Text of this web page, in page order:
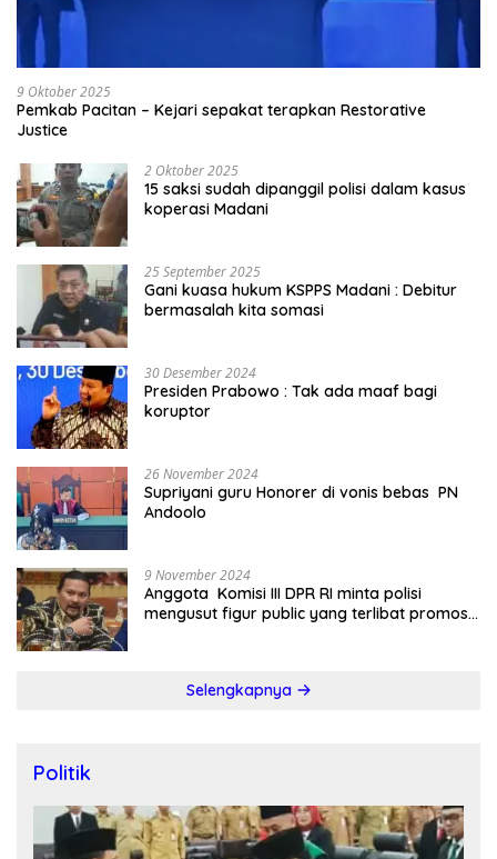
9 Oktober 2025
Pemkab Pacitan – Kejari sepakat terapkan Restorative
Justice
2 Oktober 2025
15 saksi sudah dipanggil polisi dalam kasus
koperasi Madani
25 September 2025
Gani kuasa hukum KSPPS Madani : Debitur
bermasalah kita somasi
30 Desember 2024
Presiden Prabowo : Tak ada maaf bagi
koruptor
26 November 2024
Supriyani guru Honorer di vonis bebas PN
Andoolo
9 November 2024
Anggota Komisi III DPR RI minta polisi
mengusut figur public yang terlibat promosi
Selengkapnya
Politik